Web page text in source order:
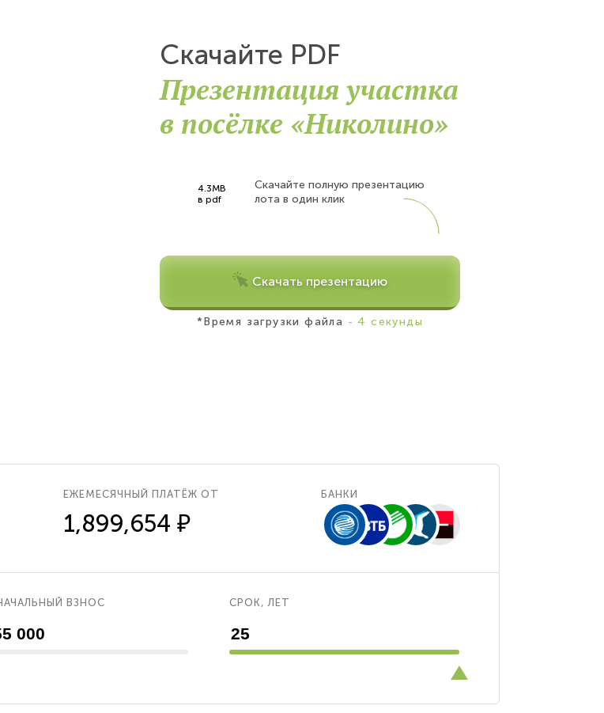
Скачайте PDF
Презентация участка
в посёлке «Николино»
4.3MB
в pdf
Скачайте полную презентацию
лота в один клик
Скачать презентацию
*Время загрузки файла - 4 секунды
ЕЖЕМЕСЯЧНЫЙ ПЛАТЁЖ ОТ
1,899,654 ₽
БАНКИ
ВЗНОС СРОК, ЛЕТ